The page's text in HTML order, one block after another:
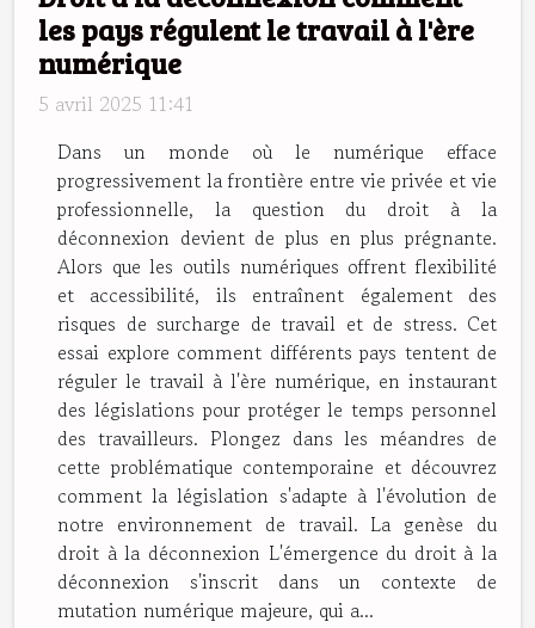
les pays régulent le travail à l'ère
numérique
5 avril 2025 11:41
Dans un monde où le numérique efface
progressivement la frontière entre vie privée et vie
professionnelle, la question du droit à la
déconnexion devient de plus en plus prégnante.
Alors que les outils numériques offrent flexibilité
et accessibilité, ils entraînent également des
risques de surcharge de travail et de stress. Cet
essai explore comment différents pays tentent de
réguler le travail à l'ère numérique, en instaurant
des législations pour protéger le temps personnel
des travailleurs. Plongez dans les méandres de
cette problématique contemporaine et découvrez
comment la législation s'adapte à l'évolution de
notre environnement de travail. La genèse du
droit à la déconnexion L'émergence du droit à la
déconnexion s'inscrit dans un contexte de
mutation numérique majeure, qui a...